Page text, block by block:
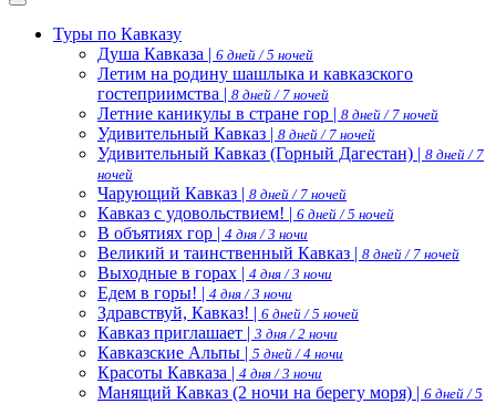
Туры по Кавказу
Душа Кавказа | 6 дней / 5 ночей
Летим на родину шашлыка и кавказского
гостеприимства | 8 дней / 7 ночей
Летние каникулы в стране гор | 8 дней / 7 ночей
Удивительный Кавказ | 8 дней / 7 ночей
Удивительный Кавказ (Горный Дагестан) | 8 дней / 7
ночей
Чарующий Кавказ | 8 дней / 7 ночей
Кавказ с удовольствием! | 6 дней / 5 ночей
В объятиях гор | 4 дня / 3 ночи
Великий и таинственный Кавказ | 8 дней / 7 ночей
Выходные в горах | 4 дня / 3 ночи
Едем в горы! | 4 дня / 3 ночи
Здравствуй, Кавказ! | 6 дней / 5 ночей
Кавказ приглашает | 3 дня / 2 ночи
Кавказские Альпы | 5 дней / 4 ночи
Красоты Кавказа | 4 дня / 3 ночи
Манящий Кавказ (2 ночи на берегу моря) | 6 дней / 5